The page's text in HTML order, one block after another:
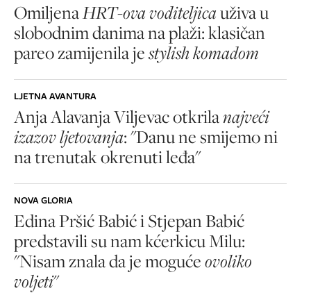
OmiljenaHRT-ova voditeljicauživa u
slobodnim danima na plaži: klasičan
pareo zamijenila jestylish komadom
LJETNA AVANTURA
Anja Alavanja Viljevac otkrilanajveći
izazov ljetovanja: "Danu ne smijemo ni
na trenutak okrenuti leđa"
NOVA GLORIA
Edina Pršić Babić i Stjepan Babić
predstavili su nam kćerkicu Milu:
"Nisam znala da je mogućeovoliko
voljeti"